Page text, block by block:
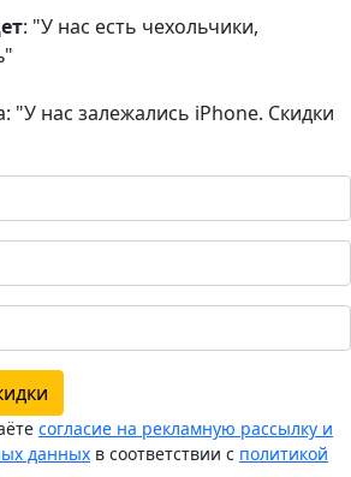
: "У нас есть чехольчики,
"У нас залежались iPhone. Скидки
согласие на рекламную рассылку и
данных в соответствии с политикой